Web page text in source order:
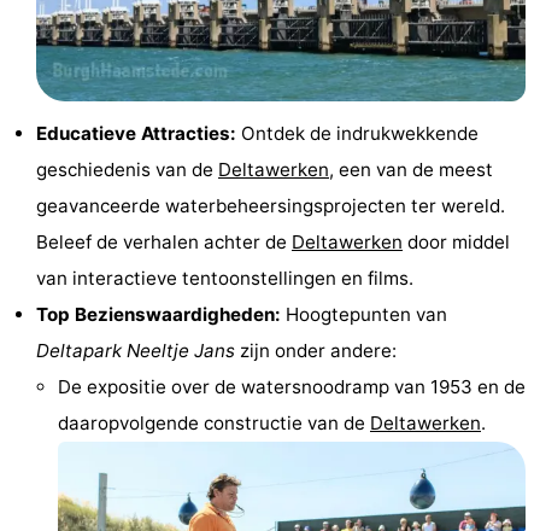
Résidence
Wijngaerde
Last
minutes
Strand
Zien
doen
Bezienswaardigheden
Musea
Monumenten
Vuurtorens
Uitkijkpunten
Attracties
Educatieve Attracties: Ontdek de indrukwekkende
geschiedenis van de Deltawerken, een van de meest
geavanceerde waterbeheersingsprojecten ter wereld.
Beleef de verhalen achter de Deltawerken door middel
van interactieve tentoonstellingen en films.
Top Bezienswaardigheden: Hoogtepunten van
Deltapark Neeltje Jans zijn onder andere:
De expositie over de watersnoodramp van 1953 en de
daaropvolgende constructie van de Deltawerken.